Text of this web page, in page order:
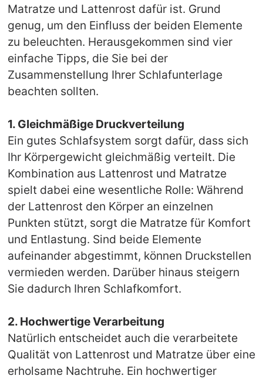
Matratze und Lattenrost dafür ist. Grund
genug, um den Einfluss der beiden Elemente
zu beleuchten. Herausgekommen sind vier
einfache Tipps, die Sie bei der
Zusammenstellung Ihrer Schlafunterlage
beachten sollten.
1. Gleichmäßige Druckverteilung
Ein gutes Schlafsystem sorgt dafür, dass sich
Ihr Körpergewicht gleichmäßig verteilt. Die
Kombination aus Lattenrost und Matratze
spielt dabei eine wesentliche Rolle: Während
der Lattenrost den Körper an einzelnen
Punkten stützt, sorgt die Matratze für Komfort
und Entlastung. Sind beide Elemente
aufeinander abgestimmt, können Druckstellen
vermieden werden. Darüber hinaus steigern
Sie dadurch Ihren Schlafkomfort.
2. Hochwertige Verarbeitung
Natürlich entscheidet auch die verarbeitete
Qualität von Lattenrost und Matratze über eine
erholsame Nachtruhe. Ein hochwertiger